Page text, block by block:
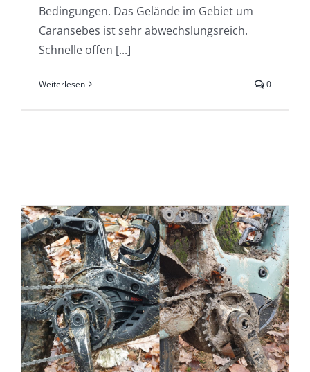
Bedingungen. Das Gelände im Gebiet um
Caransebes ist sehr abwechslungsreich.
Schnelle offen [...]
Weiterlesen 0